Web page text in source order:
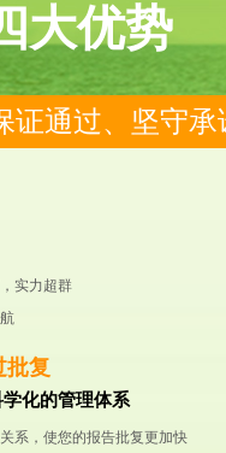
大优势
证通过、坚守承
实力超群
批复
化的管理体系
系，使您的报告批复更加快